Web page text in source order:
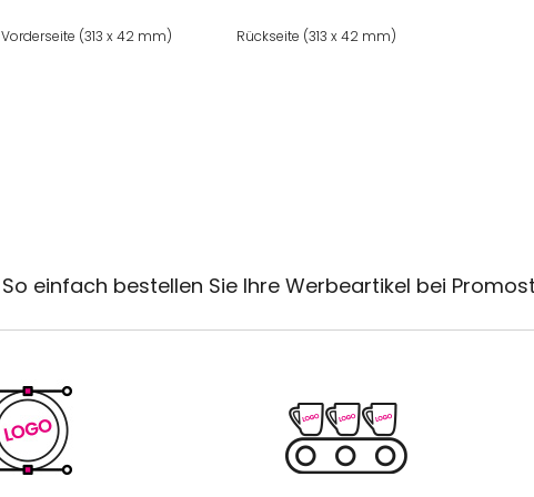
Vorderseite (313 x 42 mm) Rückseite (313 x 42 mm)
So einfach bestellen Sie Ihre Werbeartikel bei